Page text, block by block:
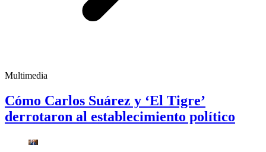
Multimedia
Cómo Carlos Suárez y ‘El Tigre’
derrotaron al establecimiento político